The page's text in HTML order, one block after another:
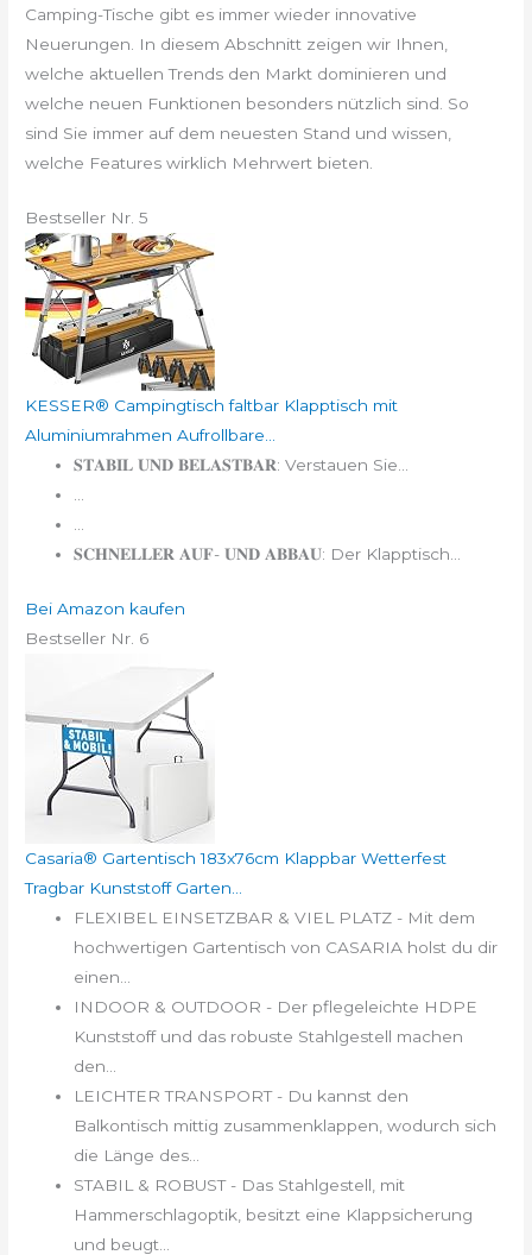
Camping-Tische gibt es immer wieder innovative
Neuerungen. In diesem Abschnitt zeigen wir Ihnen,
welche aktuellen Trends den Markt dominieren und
welche neuen Funktionen besonders nützlich sind. So
sind Sie immer auf dem neuesten Stand und wissen,
welche Features wirklich Mehrwert bieten.
Bestseller Nr. 5
KESSER® Campingtisch faltbar Klapptisch mit
Aluminiumrahmen Aufrollbare...
𝐒𝐓𝐀𝐁𝐈𝐋 𝐔𝐍𝐃 𝐁𝐄𝐋𝐀𝐒𝐓𝐁𝐀𝐑: Verstauen Sie...
...
...
𝐒𝐂𝐇𝐍𝐄𝐋𝐋𝐄𝐑 𝐀𝐔𝐅- 𝐔𝐍𝐃 𝐀𝐁𝐁𝐀𝐔: Der Klapptisch...
Bei Amazon kaufen
Bestseller Nr. 6
Casaria® Gartentisch 183x76cm Klappbar Wetterfest
Tragbar Kunststoff Garten...
FLEXIBEL EINSETZBAR & VIEL PLATZ - Mit dem
hochwertigen Gartentisch von CASARIA holst du dir
einen...
INDOOR & OUTDOOR - Der pflegeleichte HDPE
Kunststoff und das robuste Stahlgestell machen
den...
LEICHTER TRANSPORT - Du kannst den
Balkontisch mittig zusammenklappen, wodurch sich
die Länge des...
STABIL & ROBUST - Das Stahlgestell, mit
Hammerschlagoptik, besitzt eine Klappsicherung
und beugt...